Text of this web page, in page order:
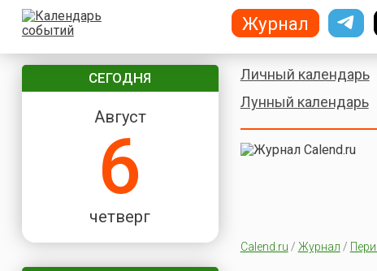
СЕГОДНЯ
Август
6
четверг
Личный календарь
Лунный календарь
Calend.ru / Журнал /
Журнал